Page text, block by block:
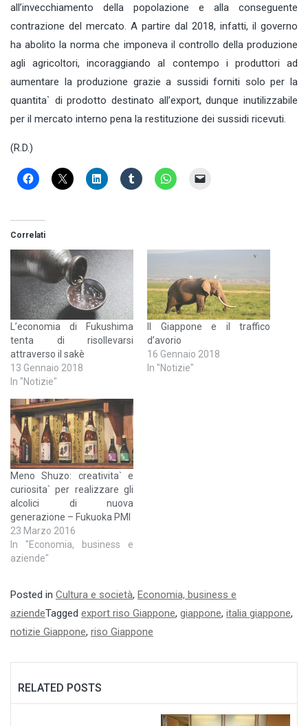
all’invecchiamento della popolazione e alla conseguente
contrazione del mercato. A partire dal 2018, infatti, il governo
ha abolito la norma che imponeva il controllo della produzione
agli agricoltori, incoraggiando al contempo i produttori ad
aumentare la produzione grazie a sussidi forniti solo per la
quantita` di prodotto destinato all’export, dunque inutilizzabile
per il mercato interno pena la restituzione dei sussidi ricevuti.
(R.D.)
Correlati
L’economia di Fukushima
tenta di risollevarsi
attraverso il sakè
13 Gennaio 2018
In "Notizie"
Il Giappone e il traffico
d’avorio
16 Gennaio 2018
In "Notizie"
Meno Shuzo: creativita` e
curiosita` per realizzare gli
alcolici di nuova
generazione – Fukuoka PMI
23 Marzo 2016
In "Economia, business e
aziende"
Posted in Cultura e società, Economia, business e
aziendeTagged export riso Giappone, giappone, italia giappone,
notizie Giappone, riso Giappone
RELATED POSTS